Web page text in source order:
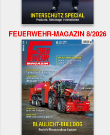
FEUERWEHR-MAGAZIN 8/2026